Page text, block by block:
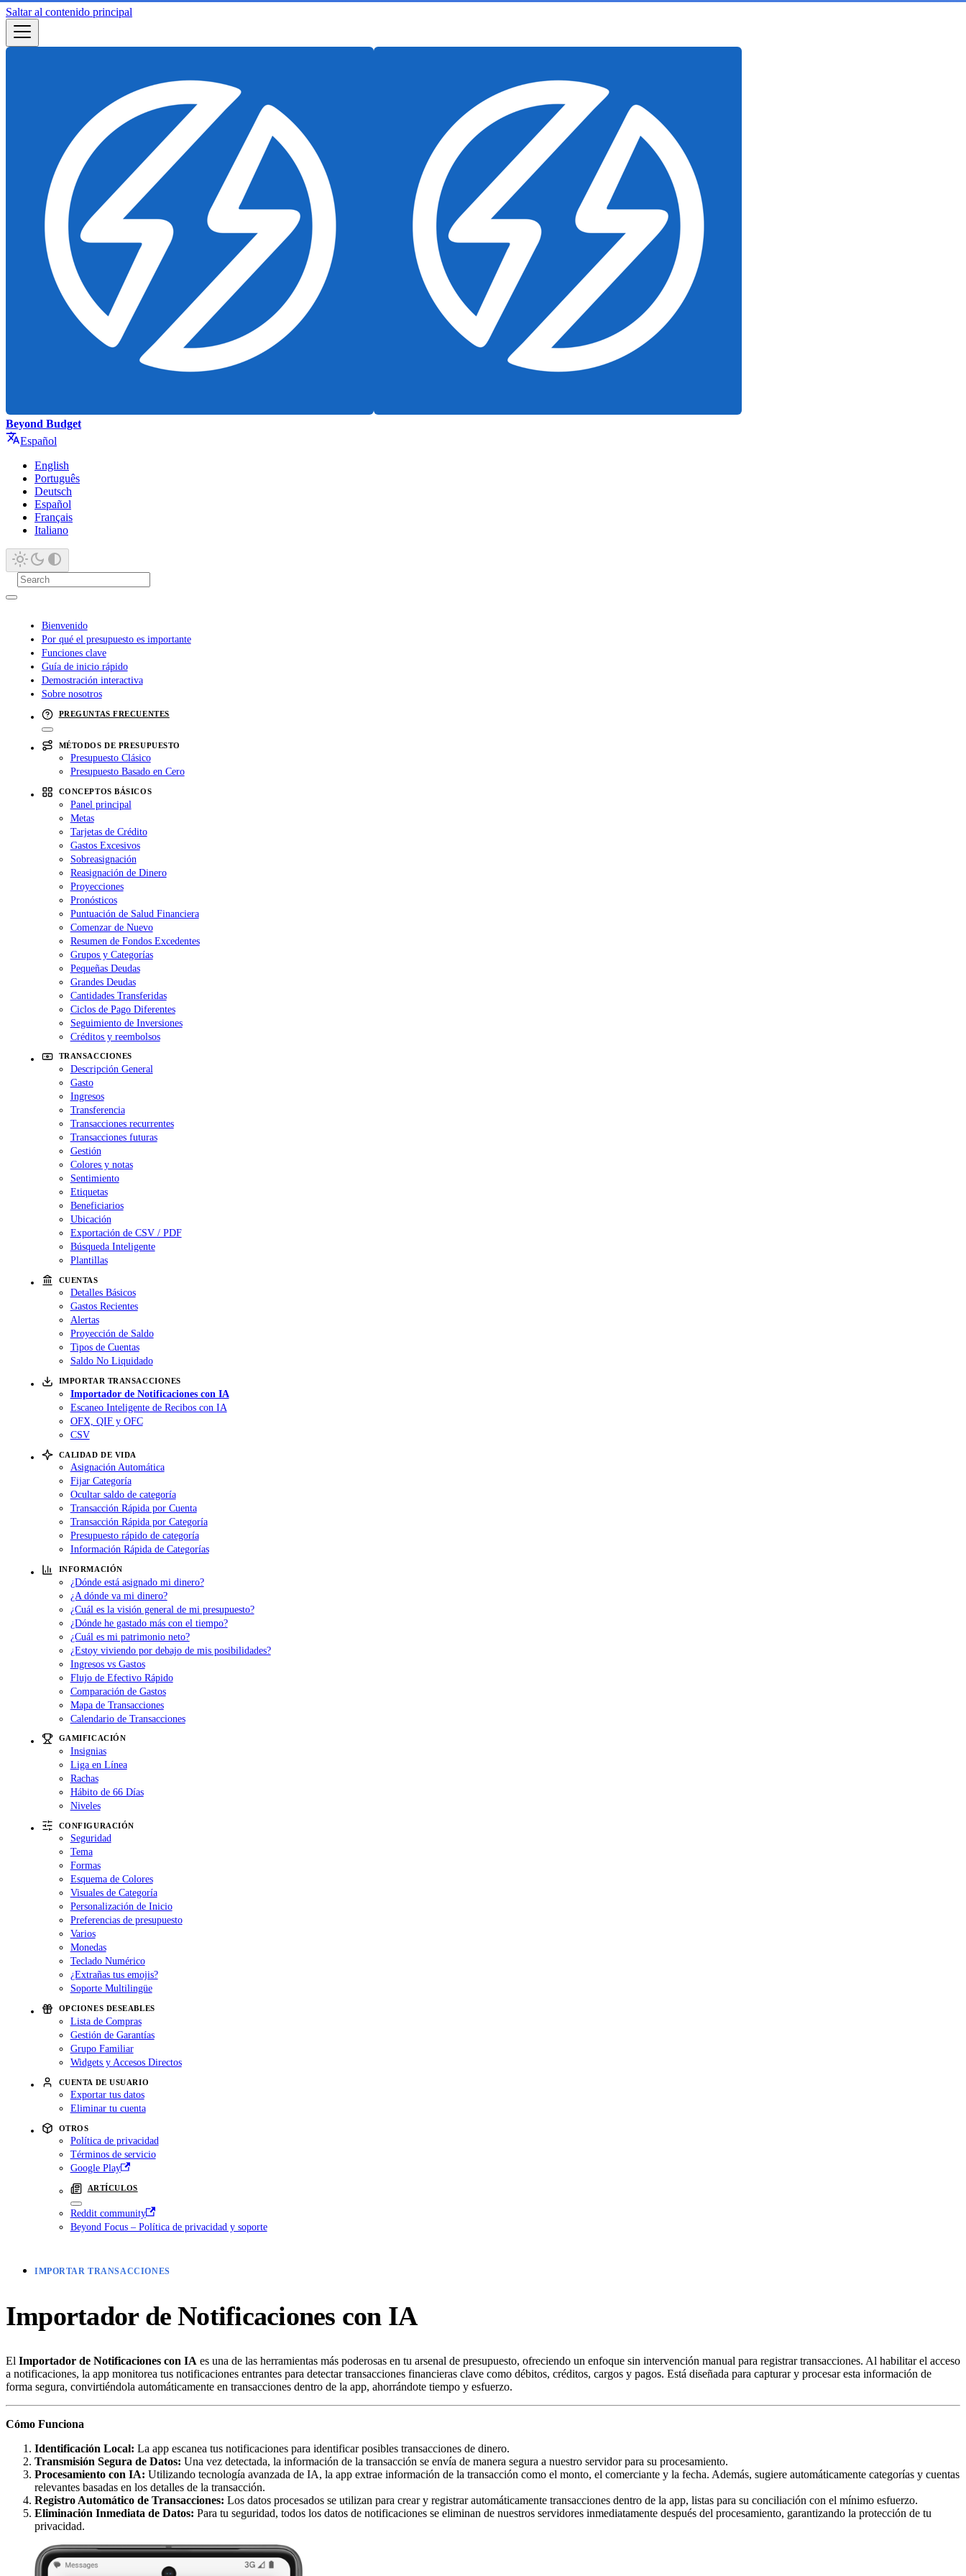
Saltar al contenido principal
Beyond Budget
Español
English
Português
Deutsch
Español
Français
Italiano
Bienvenido
Por qué el presupuesto es importante
Funciones clave
Guía de inicio rápido
Demostración interactiva
Sobre nosotros
PREGUNTAS FRECUENTES
MÉTODOS DE PRESUPUESTO
Presupuesto Clásico
Presupuesto Basado en Cero
CONCEPTOS BÁSICOS
Panel principal
Metas
Tarjetas de Crédito
Gastos Excesivos
Sobreasignación
Reasignación de Dinero
Proyecciones
Pronósticos
Puntuación de Salud Financiera
Comenzar de Nuevo
Resumen de Fondos Excedentes
Grupos y Categorías
Pequeñas Deudas
Grandes Deudas
Cantidades Transferidas
Ciclos de Pago Diferentes
Seguimiento de Inversiones
Créditos y reembolsos
TRANSACCIONES
Descripción General
Gasto
Ingresos
Transferencia
Transacciones recurrentes
Transacciones futuras
Gestión
Colores y notas
Sentimiento
Etiquetas
Beneficiarios
Ubicación
Exportación de CSV / PDF
Búsqueda Inteligente
Plantillas
CUENTAS
Detalles Básicos
Gastos Recientes
Alertas
Proyección de Saldo
Tipos de Cuentas
Saldo No Liquidado
IMPORTAR TRANSACCIONES
Importador de Notificaciones con IA
Escaneo Inteligente de Recibos con IA
OFX, QIF y OFC
CSV
CALIDAD DE VIDA
Asignación Automática
Fijar Categoría
Ocultar saldo de categoría
Transacción Rápida por Cuenta
Transacción Rápida por Categoría
Presupuesto rápido de categoría
Información Rápida de Categorías
INFORMACIÓN
¿Dónde está asignado mi dinero?
¿A dónde va mi dinero?
¿Cuál es la visión general de mi presupuesto?
¿Dónde he gastado más con el tiempo?
¿Cuál es mi patrimonio neto?
¿Estoy viviendo por debajo de mis posibilidades?
Ingresos vs Gastos
Flujo de Efectivo Rápido
Comparación de Gastos
Mapa de Transacciones
Calendario de Transacciones
GAMIFICACIÓN
Insignias
Liga en Línea
Rachas
Hábito de 66 Días
Niveles
CONFIGURACIÓN
Seguridad
Tema
Formas
Esquema de Colores
Visuales de Categoría
Personalización de Inicio
Preferencias de presupuesto
Varios
Monedas
Teclado Numérico
¿Extrañas tus emojis?
Soporte Multilingüe
OPCIONES DESEABLES
Lista de Compras
Gestión de Garantías
Grupo Familiar
Widgets y Accesos Directos
CUENTA DE USUARIO
Exportar tus datos
Eliminar tu cuenta
OTROS
Política de privacidad
Términos de servicio
Google Play
ARTÍCULOS
Reddit community
Beyond Focus – Política de privacidad y soporte
IMPORTAR TRANSACCIONES
Importador de Notificaciones con IA
El Importador de Notificaciones con IA es una de las herramientas más poderosas en tu arsenal de presupuesto, ofreciendo un enfoque sin intervención manual para registrar transacciones. Al habilitar el acceso
a notificaciones, la app monitorea tus notificaciones entrantes para detectar transacciones financieras clave como débitos, créditos, cargos y pagos. Está diseñada para capturar y procesar esta información de
forma segura, convirtiéndola automáticamente en transacciones dentro de la app, ahorrándote tiempo y esfuerzo.
Cómo Funciona
Identificación Local: La app escanea tus notificaciones para identificar posibles transacciones de dinero.
Transmisión Segura de Datos: Una vez detectada, la información de la transacción se envía de manera segura a nuestro servidor para su procesamiento.
Procesamiento con IA: Utilizando tecnología avanzada de IA, la app extrae información de la transacción como el monto, el comerciante y la fecha. Además, sugiere automáticamente categorías y cuentas
relevantes basadas en los detalles de la transacción.
Registro Automático de Transacciones: Los datos procesados se utilizan para crear y registrar automáticamente transacciones dentro de la app, listas para su conciliación con el mínimo esfuerzo.
Eliminación Inmediata de Datos: Para tu seguridad, todos los datos de notificaciones se eliminan de nuestros servidores inmediatamente después del procesamiento, garantizando la protección de tu
privacidad.